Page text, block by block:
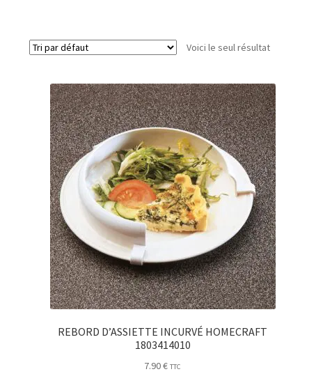
Voici le seul résultat
REBORD D’ASSIETTE INCURVÉ HOMECRAFT
1803414010
7.90€ TTC